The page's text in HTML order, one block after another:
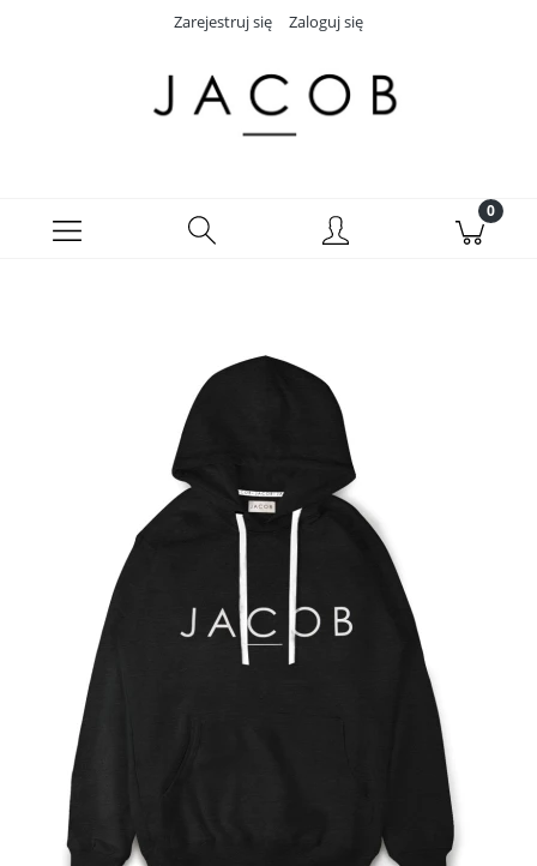
Zarejestruj się Zaloguj się